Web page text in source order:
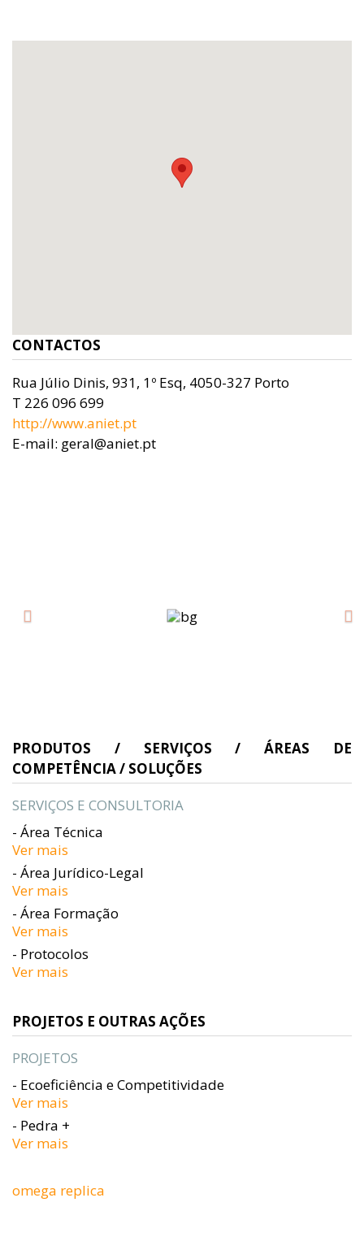
CONTACTOS
Rua Júlio Dinis, 931, 1º Esq, 4050-327 Porto
T 226 096 699
http://www.aniet.pt
E-mail: geral@aniet.pt
PRODUTOS / SERVIÇOS / ÁREAS DE
COMPETÊNCIA / SOLUÇÕES
SERVIÇOS E CONSULTORIA
- Área Técnica
Ver mais
- Área Jurídico-Legal
Ver mais
- Área Formação
Ver mais
- Protocolos
Ver mais
PROJETOS E OUTRAS AÇÕES
PROJETOS
- Ecoeficiência e Competitividade
Ver mais
- Pedra +
Ver mais
omega replica